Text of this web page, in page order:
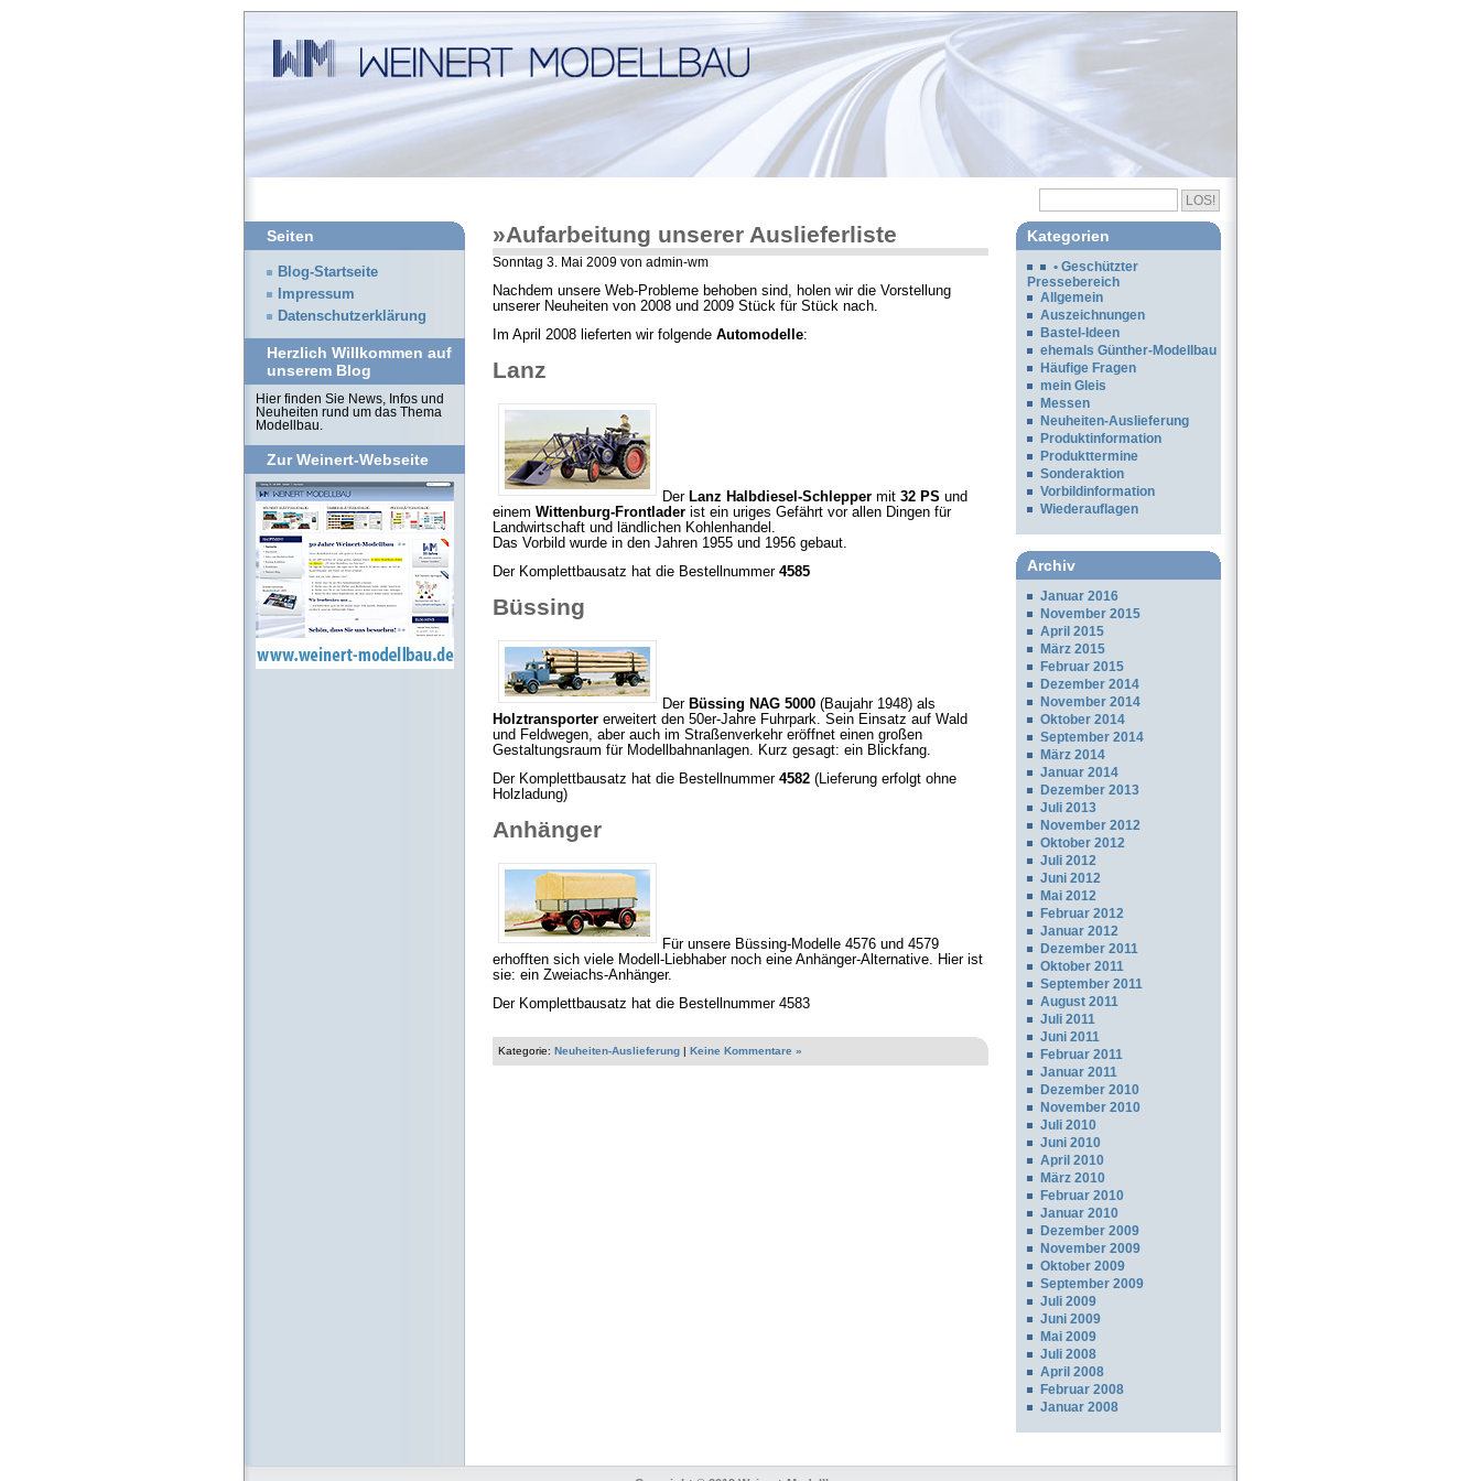
»Aufarbeitung unserer Auslieferliste
Sonntag 3. Mai 2009 von admin-wm
Nachdem unsere Web-Probleme behoben sind, holen wir die Vorstellung
unserer Neuheiten von 2008 und 2009 Stück für Stück nach.
Im April 2008 lieferten wir folgende Automodelle:
Lanz
DerLanz Halbdiesel-Schlepper mit 32 PS und
einem Wittenburg-Frontlader ist ein uriges Gefährt vor allen Dingen für
Landwirtschaft und ländlichen Kohlenhandel.
Das Vorbild wurde in den Jahren 1955 und 1956 gebaut.
Der Komplettbausatz hat die Bestellnummer 4585
Büssing
Der Büssing NAG 5000 (Baujahr 1948) als
Holztransporter erweitert den 50er-Jahre Fuhrpark. Sein Einsatz auf Wald
und Feldwegen, aber auch im Straßenverkehr eröffnet einen großen
Gestaltungsraum für Modellbahnanlagen. Kurz gesagt: ein Blickfang.
Der Komplettbausatz hat die Bestellnummer 4582 (Lieferung erfolgt ohne
Holzladung)
Anhänger
Für unsere Büssing-Modelle 4576 und 4579
erhofften sich viele Modell-Liebhaber noch eine Anhänger-Alternative. Hier ist
sie: ein Zweiachs-Anhänger.
Der Komplettbausatz hat die Bestellnummer 4583
Kategorie: Neuheiten-Auslieferung Keine Kommentare »
Seiten
Blog-Startseite
Impressum
Datenschutzerklärung
Herzlich Willkommen auf
unserem Blog
Hier finden Sie News, Infos und
Neuheiten rund um das Thema
Modellbau.
Zur Weinert-Webseite
Kategorien
• Geschützter
Pressebereich
Allgemein
Auszeichnungen
Bastel-Ideen
ehemals Günther-Modellbau
Häufige Fragen
mein Gleis
Messen
Neuheiten-Auslieferung
Produktinformation
Produkttermine
Sonderaktion
Vorbildinformation
Wiederauflagen
Archiv
Januar 2016
November 2015
April 2015
März 2015
Februar 2015
Dezember 2014
November 2014
Oktober 2014
September 2014
März 2014
Januar 2014
Dezember 2013
Juli 2013
November 2012
Oktober 2012
Juli 2012
Juni 2012
Mai 2012
Februar 2012
Januar 2012
Dezember 2011
Oktober 2011
September 2011
August 2011
Juli 2011
Juni 2011
Februar 2011
Januar 2011
Dezember 2010
November 2010
Juli 2010
Juni 2010
April 2010
März 2010
Februar 2010
Januar 2010
Dezember 2009
November 2009
Oktober 2009
September 2009
Juli 2009
Juni 2009
Mai 2009
Juli 2008
April 2008
Februar 2008
Januar 2008